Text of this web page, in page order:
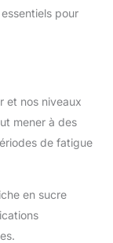
pour
et nos niveaux
mener à des
de fatigue
en sucre